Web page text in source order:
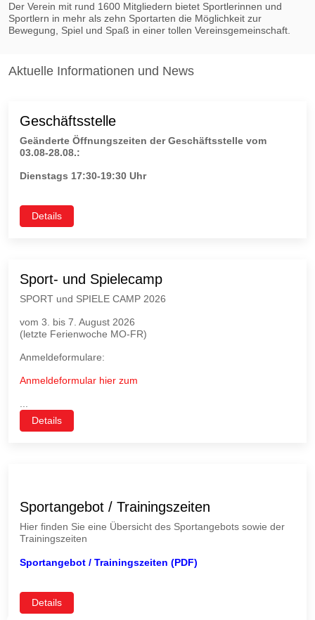
Der Verein mit rund 1600 Mitgliedern bietet Sportlerinnen und
Sportlern in mehr als zehn Sportarten die Möglichkeit zur
Bewegung, Spiel und Spaß in einer tollen Vereinsgemeinschaft.
Aktuelle Informationen und News
Geschäftsstelle
Geänderte Öffnungszeiten der Geschäftsstelle vom
03.08-28.08.:
Dienstags 17:30-19:30 Uhr
Details
Sport- und Spielecamp
SPORT und SPIELE CAMP 2026
vom 3. bis 7. August 2026
(letzte Ferienwoche MO-FR)
Anmeldeformulare:
Anmeldeformular hier zum
...
Details
Sportangebot / Trainingszeiten
Hier finden Sie eine Übersicht des Sportangebots sowie der
Trainingszeiten
Sportangebot / Trainingszeiten (PDF)
Details